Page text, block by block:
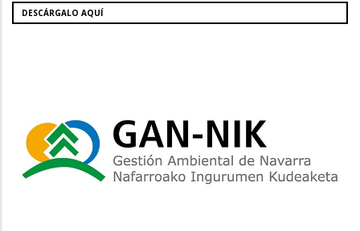
DESCÁRGALO AQUÍ